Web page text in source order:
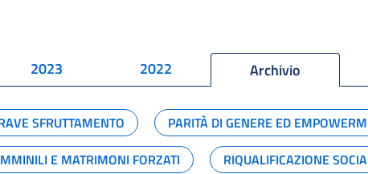
2023 2022 Archivio
SFRUTTAMENTO PARITÀ DI GENERE ED
E MATRIMONI FORZATI
RIQUALIFICAZIONE